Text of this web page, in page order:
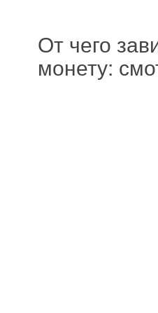
От чего
монету: